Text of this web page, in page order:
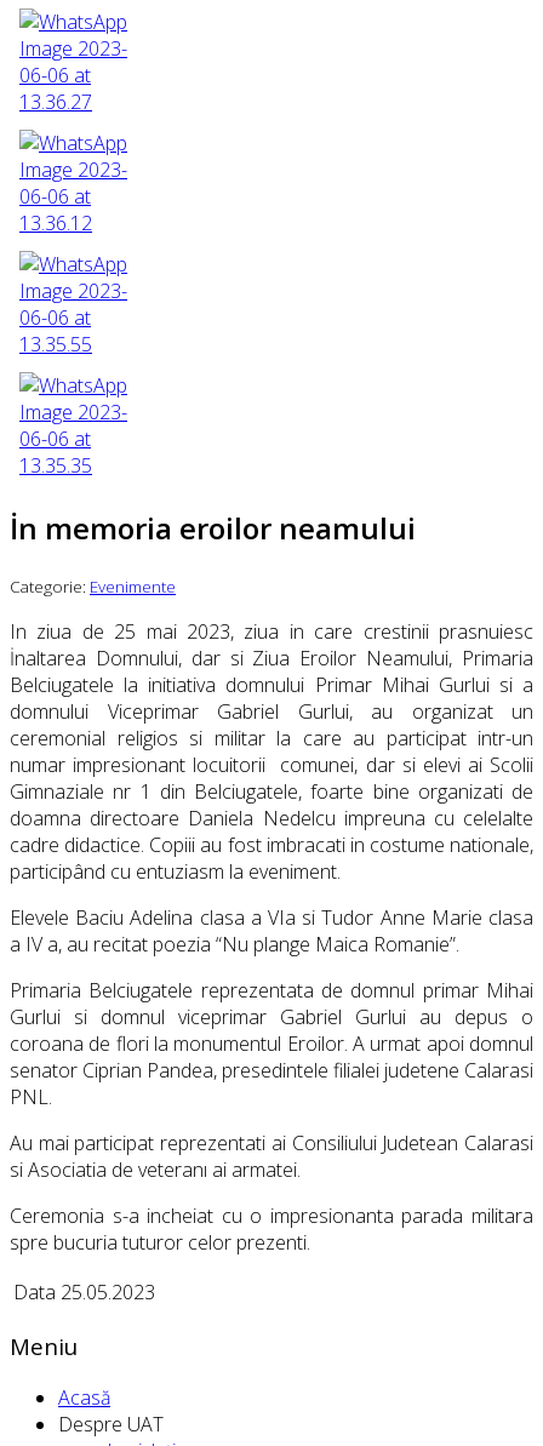
İn memoria eroilor neamului
Categorie: Evenimente
In ziua de 25 mai 2023, ziua in care crestinii prasnuiesc
İnaltarea Domnului, dar si Ziua Eroilor Neamului, Primaria
Belciugatele la initiativa domnului Primar Mihai Gurlui si a
domnului Viceprimar Gabriel Gurlui, au organizat un
ceremonial religios si militar la care au participat intr-un
numar impresionant locuitorii comunei, dar si elevi ai Scolii
Gimnaziale nr 1 din Belciugatele, foarte bine organizati de
doamna directoare Daniela Nedelcu impreuna cu celelalte
cadre didactice. Copiii au fost imbracati in costume nationale,
participând cu entuziasm la eveniment.
Elevele Baciu Adelina clasa a VIa si Tudor Anne Marie clasa
a IV a, au recitat poezia “Nu plange Maica Romanie”.
Primaria Belciugatele reprezentata de domnul primar Mihai
Gurlui si domnul viceprimar Gabriel Gurlui au depus o
coroana de flori la monumentul Eroilor. A urmat apoi domnul
senator Ciprian Pandea, presedintele filialei judetene Calarasi
PNL.
Au mai participat reprezentati ai Consiliului Judetean Calarasi
si Asociatia de veteranı ai armatei.
Ceremonia s-a incheiat cu o impresionanta parada militara
spre bucuria tuturor celor prezenti.
Data 25.05.2023
Meniu
Acasă
Despre UAT